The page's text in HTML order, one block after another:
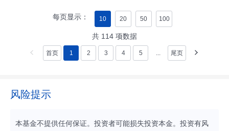
每页显示： 10 20 50 100
共 114 项数据
首页 1 2 3 4 5 ... 尾页
风险提示
本基金不提供任何保证。投资者可能损失投资本金。投资有风